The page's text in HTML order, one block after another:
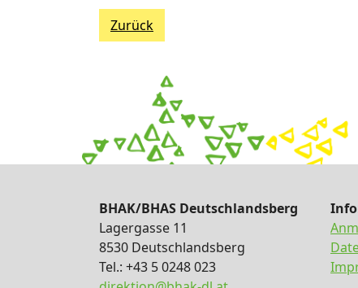
Zurück
BHAK/BHAS Deutschlandsberg
Lagergasse 11
8530 Deutschlandsberg
Tel.: +43 5 0248 023